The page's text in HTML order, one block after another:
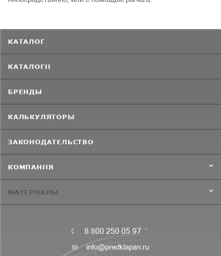
КАТАЛОГ
КАТАЛОГИ
БРЕНДЫ
КАЛЬКУЛЯТОРЫ
ЗАКОНОДАТЕЛЬСТВО
КОМПАНИЯ
МАТЕРИАЛЫ
8 800 250 05 97
info@predklapan.ru